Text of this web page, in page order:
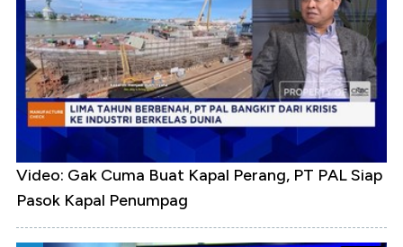
Video: Gak Cuma Buat Kapal Perang, PT PAL Siap
Pasok Kapal Penumpag